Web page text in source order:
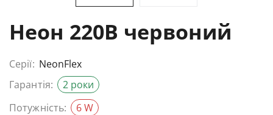
Неон 220В червоний
Серії: NeonFlex
Гарантія:
2 роки
Потужність:
6 W